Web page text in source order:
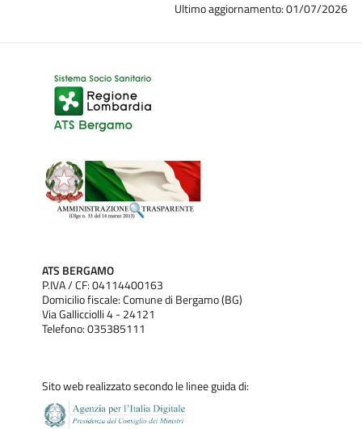
Ultimo aggiornamento: 01/07/2026
ATS BERGAMO
P.IVA / CF: 04114400163
Domicilio fiscale: Comune di Bergamo (BG)
Via Gallicciolli 4 - 24121
Telefono: 035385111
Sito web realizzato secondo le linee guida di: